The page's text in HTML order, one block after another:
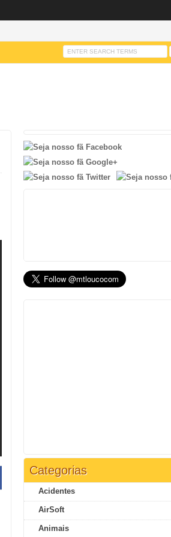
Categorias
Acidentes
AirSoft
Animais